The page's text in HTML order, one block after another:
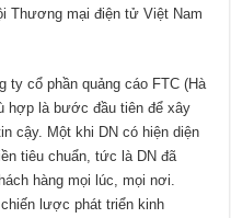
Thương mại điện tử Việt Nam
ty cổ phần quảng cáo FTC (Hà
hợp là bước đầu tiên để xây
cậy. Một khi DN có hiện diện
tiêu chuẩn, tức là DN đã
hàng mọi lúc, mọi nơi.
lược phát triển kinh